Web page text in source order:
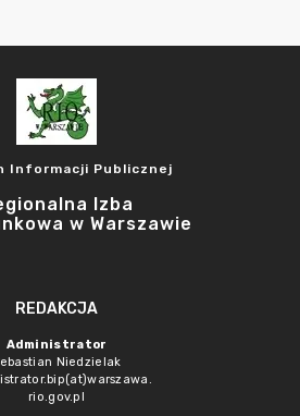
Informacji Publicznej
Izba
w Warszawie
REDAKCJA
Administrator
Niedzielak
rio.gov.pl